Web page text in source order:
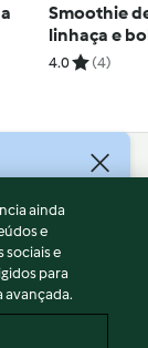
Smoothie
linhaça e
chocolate
4.0 (4)
ainda
e
sociais e
para
avançada.